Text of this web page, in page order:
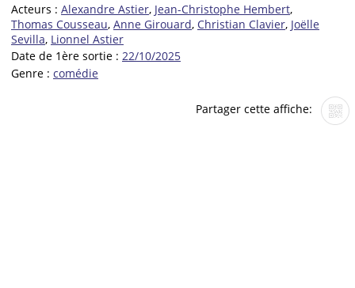
Acteurs : Alexandre Astier, Jean-Christophe Hembert,
Thomas Cousseau, Anne Girouard, Christian Clavier, Joëlle
Sevilla, Lionnel Astier
Date de 1ère sortie : 22/10/2025
Genre : comédie
Partager cette affiche: